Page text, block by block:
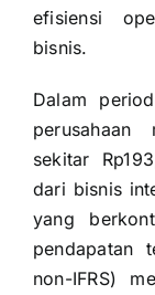
efisiensi
bisnis.
Dalam
sekitar
dari bisnis
yang
pendapatan
non-IFRS)